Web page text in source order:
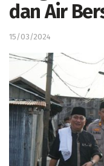
dan Air
15/03/2024